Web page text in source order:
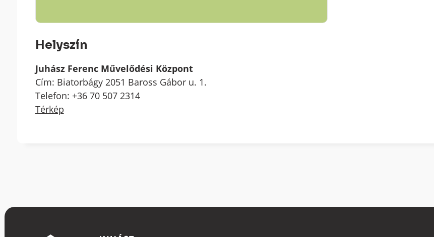
Helyszín
Juhász Ferenc Művelődési Központ
Cím: Biatorbágy 2051 Baross Gábor u. 1.
Telefon: +36 70 507 2314
Térkép